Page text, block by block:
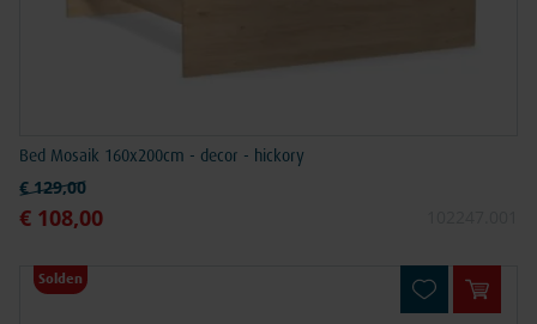
Bed Mosaik 160x200cm - decor - hickory
Speciale prijs
€ 108,00
Normale prijs
€ 129,00
Solden
In